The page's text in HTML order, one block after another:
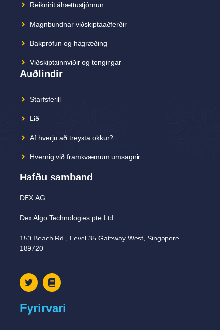
Reiknirit áhættustjórnun
Magnbundnar viðskiptaaðferðir
Bakprófun og hagræðing
Viðskiptainnviðir og tengingar
Auðlindir
Starfsferill
Lið
Af hverju að treysta okkur?
Hvernig við framkvæmum umsagnir
Hafðu samband
DEX.AG
Dex Algo Technologies pte Ltd.
150 Beach Rd., Level 35 Gateway West, Singapore
189720
Fyrirvari